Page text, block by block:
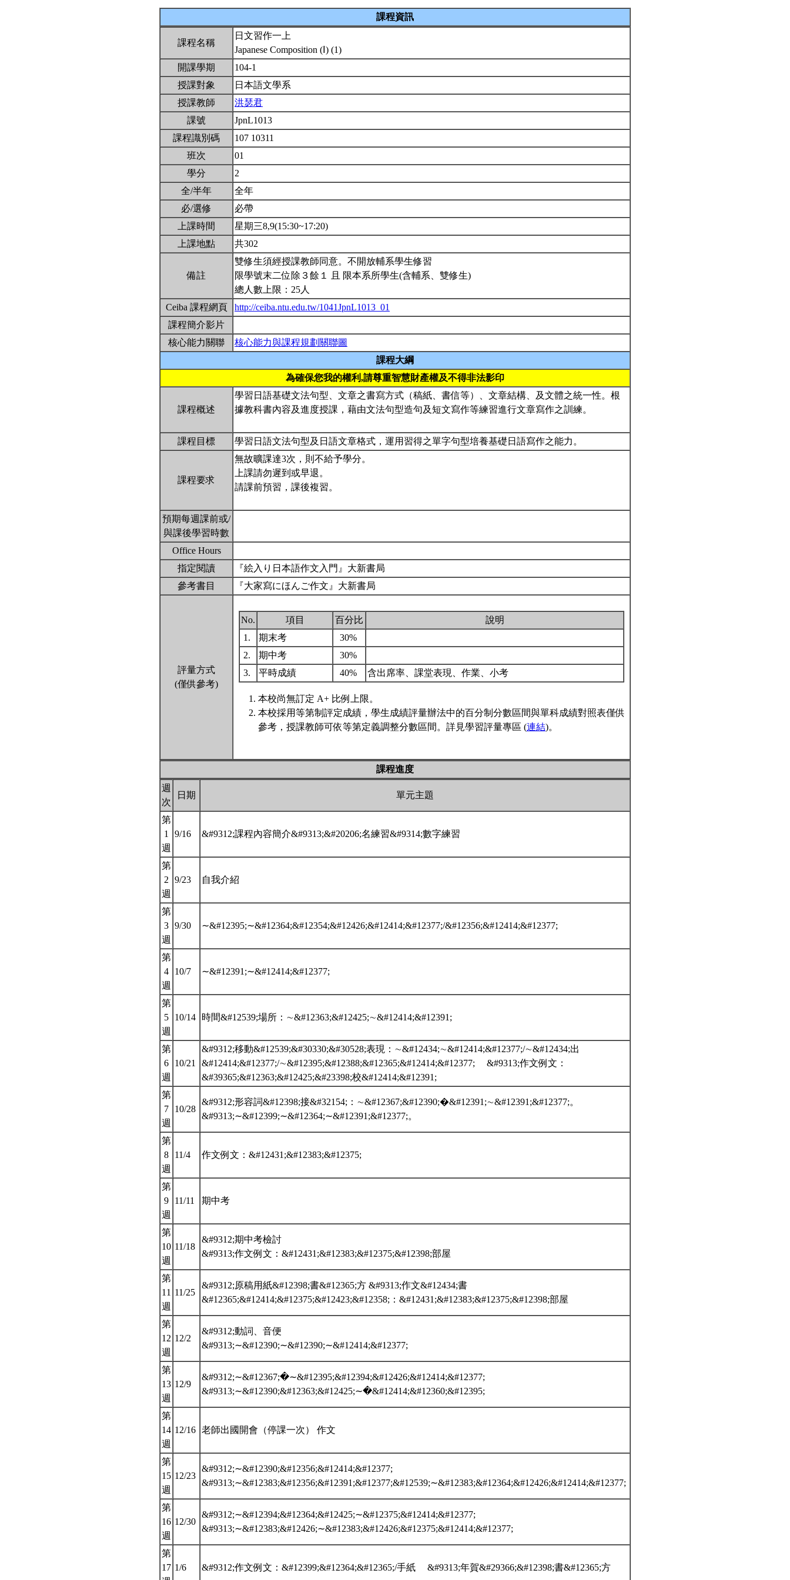
課程資訊
課程名稱
日文習作一上
Japanese Composition (Ⅰ) (1)
開課學期
104-1
授課對象
日本語文學系
授課教師
洪瑟君
課號
JpnL1013
課程識別碼
107 10311
班次
01
學分
2
全/半年
全年
必/選修
必帶
上課時間
星期三8,9(15:30~17:20)
上課地點
共302
備註
雙修生須經授課教師同意。不開放輔系學生修習
限學號末二位除３餘１ 且 限本系所學生(含輔系、雙修生)
總人數上限：25人
Ceiba 課程網頁
http://ceiba.ntu.edu.tw/1041JpnL1013_01
課程簡介影片
核心能力關聯
核心能力與課程規劃關聯圖
課程大綱
為確保您我的權利,請尊重智慧財產權及不得非法影印
課程概述
學習日語基礎文法句型、文章之書寫方式（稿紙、書信等）、文章結構、及文體之統一性。根
據教科書內容及進度授課，藉由文法句型造句及短文寫作等練習進行文章寫作之訓練。
課程目標 學習日語文法句型及日語文章格式，運用習得之單字句型培養基礎日語寫作之能力。
課程要求
無故曠課達3次，則不給予學分。
上課請勿遲到或早退。
請課前預習，課後複習。
預期每週課前或/
與課後學習時數
Office Hours
指定閱讀
『絵入り日本語作文入門』大新書局
參考書目
『大家寫にほんご作文』大新書局
評量方式
(僅供參考)
No. 項目 百分比
說明
1.
期末考
30%
2.
期中考
30%
3.
平時成績 40% 含出席率、課堂表現、作業、小考
本校尚無訂定 A+ 比例上限。
本校採用等第制評定成績，學生成績評量辦法中的百分制分數區間與單科成績對照表僅供
參考，授課教師可依等第定義調整分數區間。詳見學習評量專區 (連結)。
課程進度
週
次
日期 單元主題
第
1
週
9/16 &#9312;課程內容簡介&#9313;&#20206;名練習&#9314;數字練習
第
2
週
9/23 自我介紹
第
3
週
9/30 ∼&#12395;∼&#12364;&#12354;&#12426;&#12414;&#12377;/&#12356;&#12414;&#12377;
第
4
週
10/7 ∼&#12391;∼&#12414;&#12377;
第
5
週
10/14 時間&#12539;場所：∼&#12363;&#12425;∼&#12414;&#12391;
第
6
週
10/21
&#9312;移動&#12539;&#30330;&#30528;表現：∼&#12434;∼&#12414;&#12377;/∼&#12434;出
&#12414;&#12377;/∼&#12395;&#12388;&#12365;&#12414;&#12377; &#9313;作文例文：
&#39365;&#12363;&#12425;&#23398;校&#12414;&#12391;
第
7
週
10/28
&#9312;形容詞&#12398;接&#32154;：∼&#12367;&#12390;�&#12391;∼&#12391;&#12377;。
&#9313;∼&#12399;∼&#12364;∼&#12391;&#12377;。
第
8
週
11/4 作文例文：&#12431;&#12383;&#12375;
第
9
週
11/11 期中考
第
10
週
11/18
&#9312;期中考檢討
&#9313;作文例文：&#12431;&#12383;&#12375;&#12398;部屋
第
11
週
11/25
&#9312;原稿用紙&#12398;書&#12365;方 &#9313;作文&#12434;書
&#12365;&#12414;&#12375;&#12423;&#12358;：&#12431;&#12383;&#12375;&#12398;部屋
第
12
週
12/2
&#9312;動詞、音便
&#9313;∼&#12390;∼&#12390;∼&#12414;&#12377;
第
13
週
12/9
&#9312;∼&#12367;�∼&#12395;&#12394;&#12426;&#12414;&#12377;
&#9313;∼&#12390;&#12363;&#12425;∼�&#12414;&#12360;&#12395;
第
14
週
12/16 老師出國開會（停課一次） 作文
第
15
週
12/23
&#9312;∼&#12390;&#12356;&#12414;&#12377;
&#9313;∼&#12383;&#12356;&#12391;&#12377;&#12539;∼&#12383;&#12364;&#12426;&#12414;&#12377;
第
16
週
12/30
&#9312;∼&#12394;&#12364;&#12425;∼&#12375;&#12414;&#12377;
&#9313;∼&#12383;&#12426;∼&#12383;&#12426;&#12375;&#12414;&#12377;
第
17 1/6 &#9312;作文例文：&#12399;&#12364;&#12365;/手紙 &#9313;年賀&#29366;&#12398;書&#12365;方